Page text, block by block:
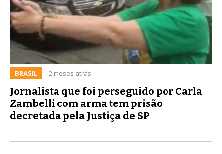
BRASIL 2 meses atrás
Jornalista que foi perseguido por Carla
Zambelli com arma tem prisão
decretada pela Justiça de SP